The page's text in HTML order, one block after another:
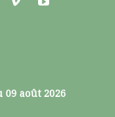
09 août 2026